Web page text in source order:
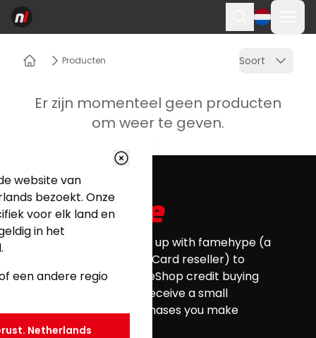
Producten Soort
Er zijn momenteel geen producten
om weer te geven.
Nintendo Life has teamed up with famehype (a
certified Nintendo eShop Card reseller) to
provide you with all your eShop credit buying
needs. Nintendo Life will receive a small
commission for any purchases you make
through this website.
website van
bezoekt. Onze
voor elk land en
in het
een andere regio
Netherlands